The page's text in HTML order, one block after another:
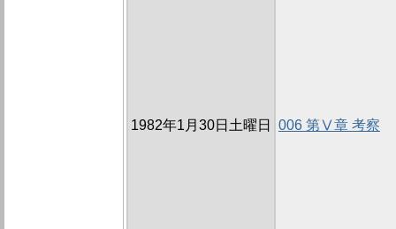
1982年1月30日土曜日 006 第Ⅴ章 考察